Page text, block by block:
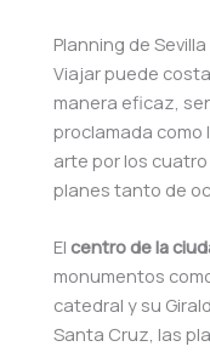
Planning de Sevilla
Viajar puede
manera eficaz,
proclamada como
arte por los
planes tanto de
El centro de la
monumentos
catedral y su
Santa Cruz, las